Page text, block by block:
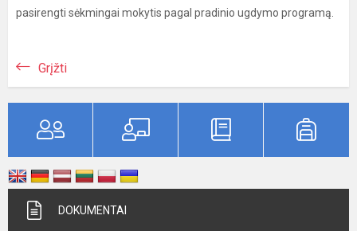
pasirengti sėkmingai mokytis pagal pradinio ugdymo programą.
Grįžti
DOKUMENTAI